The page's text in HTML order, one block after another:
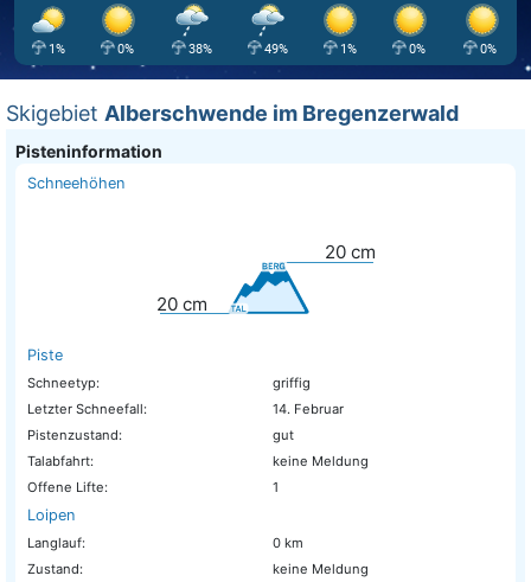
1% 0% 38% 49% 1% 0% 0%
Skigebiet Alberschwende im Bregenzerwald
Pisteninformation
Schneehöhen
20 cm
20 cm
Piste
Schneetyp:
griffig
Letzter Schneefall:
14. Februar
Pistenzustand:
gut
Talabfahrt:
keine Meldung
Offene Lifte:
1
Loipen
Langlauf:
0 km
Zustand:
keine Meldung